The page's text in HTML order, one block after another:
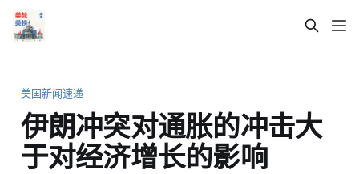
美国新闻速递
伊朗冲突对通胀的冲击大
于对经济增长的影响